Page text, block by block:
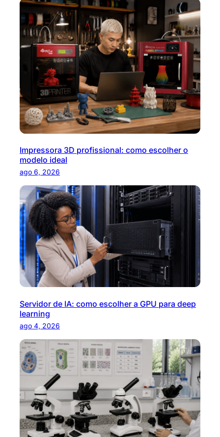
Impressora 3D profissional: como escolher o
modelo ideal
ago 6, 2026
Servidor de IA: como escolher a GPU para deep
learning
ago 4, 2026